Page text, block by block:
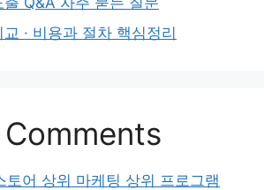
· 비용과 절차 핵심정리
토어 상위 마케팅 상위 프로그램